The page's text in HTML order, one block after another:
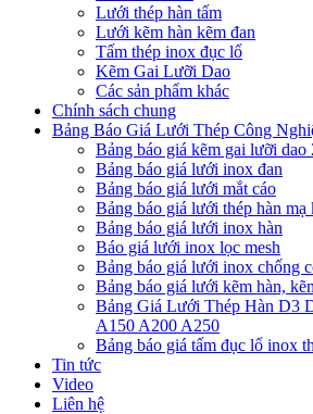
Lưới thép hàn tấm
Lưới kẽm hàn kẽm đan
Tấm thép inox đục lổ
Kẽm Gai Lưỡi Dao
Các sản phẩm khác
Chính sách chung
Bảng Báo Giá Lưới Thép Công
Bảng báo giá kẽm gai lưỡi dao
Bảng báo giá lưới inox đan
Bảng báo giá lưới mắt cáo
Bảng báo giá lưới thép hàn mạ
Bảng báo giá lưới inox hàn
Báo giá lưới inox lọc mesh
Bảng báo giá lưới inox chống
Bảng báo giá lưới kẽm hàn,
Bảng Giá Lưới Thép Hàn D3
A150 A200 A250
Bảng báo giá tấm đục lổ inox
Tin tức
Video
Liên hệ